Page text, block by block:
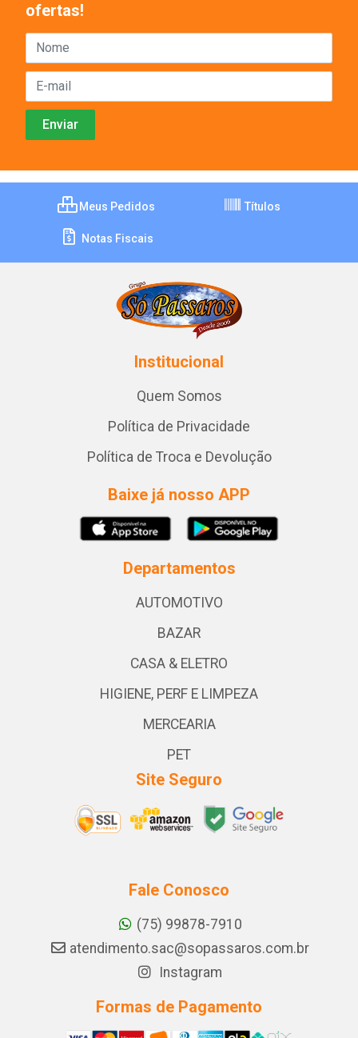
ofertas!
Meus Pedidos Títulos
Notas Fiscais
Institucional
Quem Somos
Política de Privacidade
Política de Troca e Devolução
Baixe já nosso APP
Departamentos
AUTOMOTIVO
BAZAR
CASA & ELETRO
HIGIENE, PERF E LIMPEZA
MERCEARIA
PET
Site Seguro
Fale Conosco
(75) 99878-7910
atendimento.sac@sopassaros.com.br
Instagram
Formas de Pagamento